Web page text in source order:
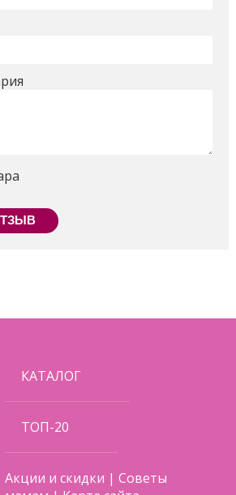
КАТАЛОГ
ТОП-20
Акции и скидки |Советы